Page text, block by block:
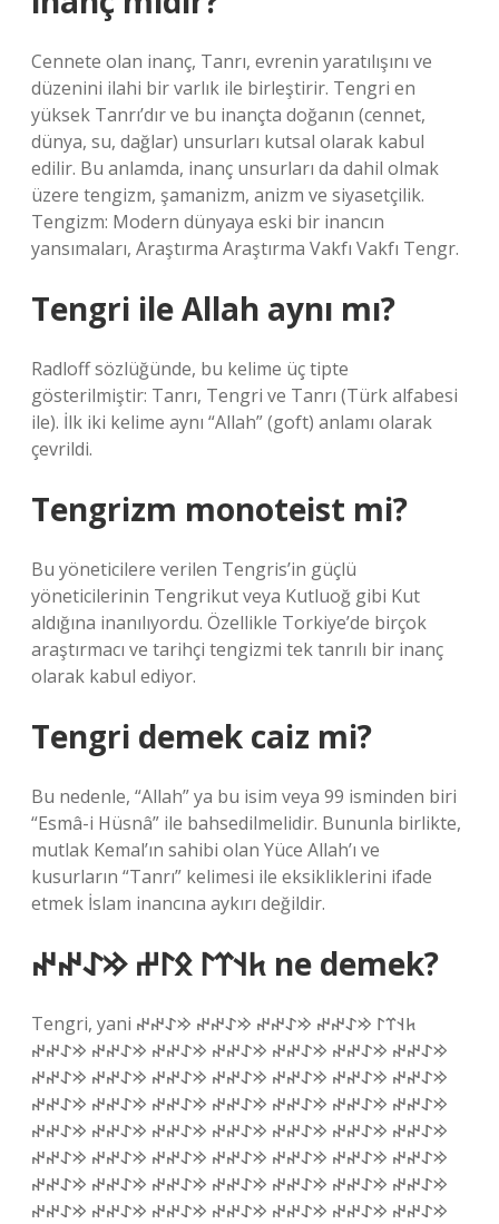
Cennete olan inanç, Tanrı, evrenin yaratılışını ve
düzenini ilahi bir varlık ile birleştirir. Tengri en
yüksek Tanrı’dır ve bu inançta doğanın (cennet,
dünya, su, dağlar) unsurları kutsal olarak kabul
edilir. Bu anlamda, inanç unsurları da dahil olmak
üzere tengizm, şamanizm, anizm ve siyasetçilik.
Tengizm: Modern dünyaya eski bir inancın
yansımaları, Araştırma Araştırma Vakfı Vakfı Tengr.
Tengri ile Allah aynı mı?
Radloff sözlüğünde, bu kelime üç tipte
gösterilmiştir: Tanrı, Tengri ve Tanrı (Türk alfabesi
ile). İlk iki kelime aynı “Allah” (goft) anlamı olarak
çevrildi.
Tengrizm monoteist mi?
Bu yöneticilere verilen Tengris’in güçlü
yöneticilerinin Tengrikut veya Kutluoğ gibi Kut
aldığına inanılıyordu. Özellikle Torkiye’de birçok
araştırmacı ve tarihçi tengizmi tek tanrılı bir inanç
olarak kabul ediyor.
Tengri demek caiz mi?
Bu nedenle, “Allah” ya bu isim veya 99 isminden biri
“Esmâ-i Hüsnâ” ile bahsedilmelidir. Bununla birlikte,
mutlak Kemal’ın sahibi olan Yüce Allah’ı ve
kusurların “Tanrı” kelimesi ile eksikliklerini ifade
etmek İslam inancına aykırı değildir.
𐱅𐰭𐰼𐰃 𐰋𐰃𐰔 𐰢𐰀𐰤𐰤 ne demek?
Tengri, yani 𐱅𐰭𐰼𐰃 𐰢𐰀𐰤𐰤 𐰢𐰀𐰤𐰤 𐰢𐰀𐰤𐰤 𐰢𐰀𐰤𐰤
𐰢𐰀𐰤𐰤 𐰢𐰀𐰤𐰤 𐰢𐰀𐰤𐰤 𐰢𐰀𐰤𐰤 𐰢𐰀𐰤𐰤 𐰢𐰀𐰤𐰤 𐰢𐰀𐰤𐰤
𐰢𐰀𐰤𐰤 𐰢𐰀𐰤𐰤 𐰢𐰀𐰤𐰤 𐰢𐰀𐰤𐰤 𐰢𐰀𐰤𐰤 𐰢𐰀𐰤𐰤 𐰢𐰀𐰤𐰤
𐰢𐰀𐰤𐰤 𐰢𐰀𐰤𐰤 𐰢𐰀𐰤𐰤 𐰢𐰀𐰤𐰤 𐰢𐰀𐰤𐰤 𐰢𐰀𐰤𐰤 𐰢𐰀𐰤𐰤
𐰢𐰀𐰤𐰤 𐰢𐰀𐰤𐰤 𐰢𐰀𐰤𐰤 𐰢𐰀𐰤𐰤 𐰢𐰀𐰤𐰤 𐰢𐰀𐰤𐰤 𐰢𐰀𐰤𐰤
𐰢𐰀𐰤𐰤 𐰢𐰀𐰤𐰤 𐰢𐰀𐰤𐰤 𐰢𐰀𐰤𐰤 𐰢𐰀𐰤𐰤 𐰢𐰀𐰤𐰤 𐰢𐰀𐰤𐰤
𐰢𐰀𐰤𐰤 𐰢𐰀𐰤𐰤 𐰢𐰀𐰤𐰤 𐰢𐰀𐰤𐰤 𐰢𐰀𐰤𐰤 𐰢𐰀𐰤𐰤 𐰢𐰀𐰤𐰤
𐰢𐰀𐰤𐰤 𐰢𐰀𐰤𐰤 𐰢𐰀𐰤𐰤 𐰢𐰀𐰤𐰤 𐰢𐰀𐰤𐰤 𐰢𐰀𐰤𐰤 𐰢𐰀𐰤𐰤